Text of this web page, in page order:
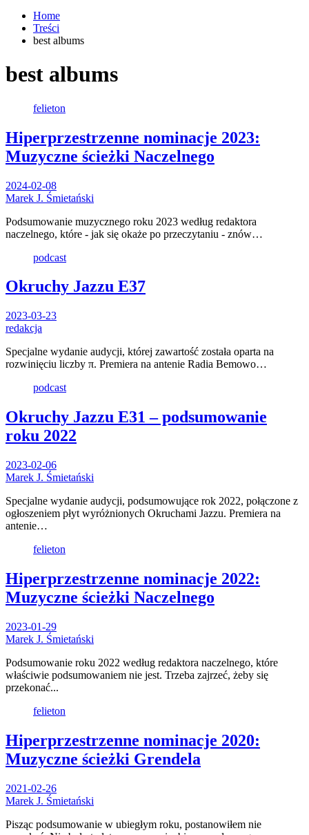
Home
Treści
best albums
best albums
felieton
Hiperprzestrzenne nominacje 2023:
Muzyczne ścieżki Naczelnego
2024-02-08
Marek J. Śmietański
Podsumowanie muzycznego roku 2023 według redaktora
naczelnego, które - jak się okaże po przeczytaniu - znów…
podcast
Okruchy Jazzu E37
2023-03-23
redakcja
Specjalne wydanie audycji, której zawartość została oparta na
rozwinięciu liczby π. Premiera na antenie Radia Bemowo…
podcast
Okruchy Jazzu E31 – podsumowanie
roku 2022
2023-02-06
Marek J. Śmietański
Specjalne wydanie audycji, podsumowujące rok 2022, połączone z
ogłoszeniem płyt wyróżnionych Okruchami Jazzu. Premiera na
antenie…
felieton
Hiperprzestrzenne nominacje 2022:
Muzyczne ścieżki Naczelnego
2023-01-29
Marek J. Śmietański
Podsumowanie roku 2022 według redaktora naczelnego, które
właściwie podsumowaniem nie jest. Trzeba zajrzeć, żeby się
przekonać...
felieton
Hiperprzestrzenne nominacje 2020:
Muzyczne ścieżki Grendela
2021-02-26
Marek J. Śmietański
Pisząc podsumowanie w ubiegłym roku, postanowiłem nie